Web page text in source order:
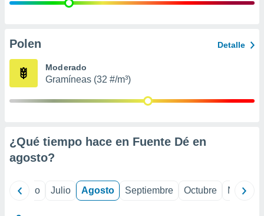
e
publicidad
Polen Detalle
Moderado
Gramíneas (32 #/m³)
¿Qué tiempo hace en Fuente Dé en
agosto?
Junio Julio Agosto Septiembre Octubre